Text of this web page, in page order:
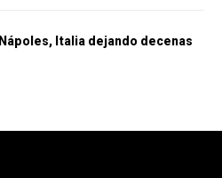
Italia dejando decenas